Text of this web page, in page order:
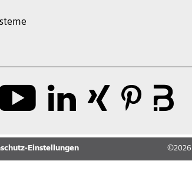
Einstellungen ©2026